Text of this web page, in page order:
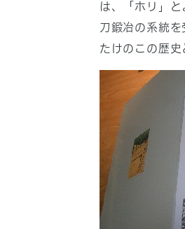
は、「ホリ」
刀鍛冶の系統
たけのこの歴史